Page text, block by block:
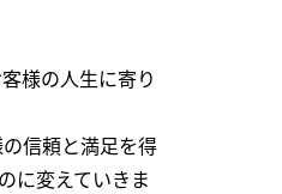
様の人生に寄り
信頼と満足を得
に変えていきま